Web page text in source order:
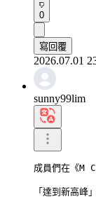
0
寫回覆
2026.07.01
sunny99lim
成員們在《M
「達到新高峰